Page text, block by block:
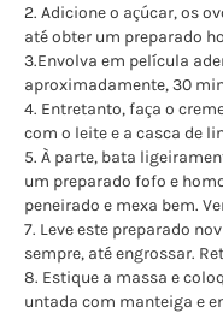
2. Adicione o açúcar, os
até obter um preparado
3.Envolva em película
aproximadamente, 30
4. Entretanto, faça o
com o leite e a casca de
5. À parte, bata
um preparado fofo e
peneirado e mexa bem.
7. Leve este preparado
sempre, até engrossar.
8. Estique a massa e
untada com manteiga e